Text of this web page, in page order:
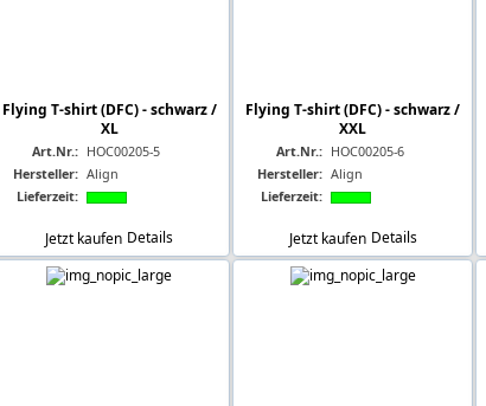
Flying T-shirt (DFC) - schwarz /
XL
Art.Nr.: HOC00205-5
Hersteller: Align
Lieferzeit:
Jetzt kaufen Details
Flying T-shirt (DFC) - schwarz /
XXL
Art.Nr.: HOC00205-6
Hersteller: Align
Lieferzeit:
Jetzt kaufen Details